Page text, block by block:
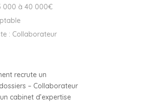
000 à 40 000€
: Collaborateur
recrute un
– Collaborateur
cabinet d’expertise